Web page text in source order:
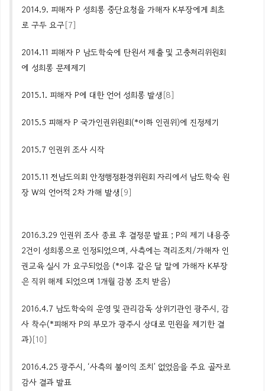
2014.9. 피해자 P 성희롱 중단요청을 가해자 K부장에게 최초
로 구두 요구[7]
2014.11 피해자 P 남도학숙에 탄원서 제출 및 고충처리위원회
에 성희롱 문제제기
2015.1. 피해자 P에 대한 언어 성희롱 발생 [8]
2015.5 피해자 P 국가인권위원회(*이하 인권위)에 진정제기
2015.7 인권위 조사 시작
2015.11 전남도의회 안정행정환경위원회 자리에서 남도학숙 원
장 W의 언어적 2차 가해 발생 [9]
2016.3.29 인권위 조사 종료 후 결정문 발표 ; P의 제기 내용중
2건이 성희롱으로 인정되었으며, 사측에는 격리조치/가해자 인
권교육 실시 가 요구되었음 (*이후 같은 달 말에 가해자 K부장
은 직위 해제 되었으며 1개월 감봉 조치 받음)
2016.4.7 남도학숙의 운영 및 관리감독 상위기관인 광주시, 감
사 착수(*피해자 P의 부모가 광주시 상대로 민원을 제기한 결
과)[10]
2016.4.25 광주시, ‘사측의 불이익 조치’ 없었음을 주요 골자로
감사 결과 발표